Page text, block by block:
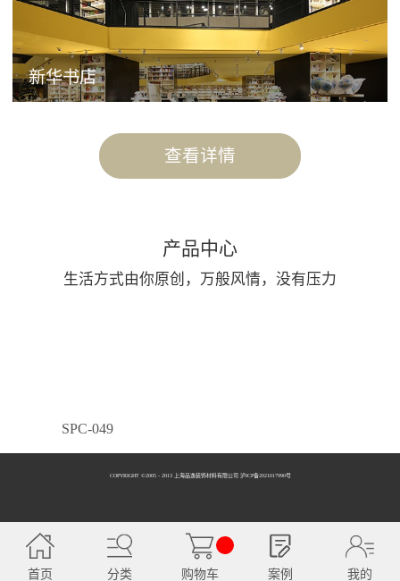
新华书店
查看详情
产品中心
生活方式由你原创，万般风情，没有压力
SPC-049
SPC-050
COPYRIGHT ©2005 - 2013 上海品逸装饰材料有限公司 泸ICP备2021017990号
首页 分类 购物车 案例 我的